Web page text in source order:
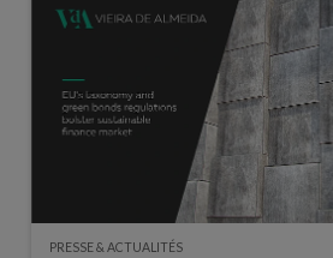
PRESSE & ACTUALITÉS